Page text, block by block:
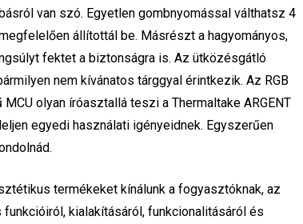
van szó. Egyetlen gombnyomással válthatsz 4
állítottál be. Másrészt a hagyományos,
fektet a biztonságra is. Az ütközésgátló
nem kívánatos tárggyal érintkezik. Az RGB
olyan íróasztallá teszi a Thermaltake ARGENT
egyedi használati igényeidnek. Egyszerűen
termékeket kínálunk a fogyasztóknak, az
kialakításáról, funkcionalitásáról és